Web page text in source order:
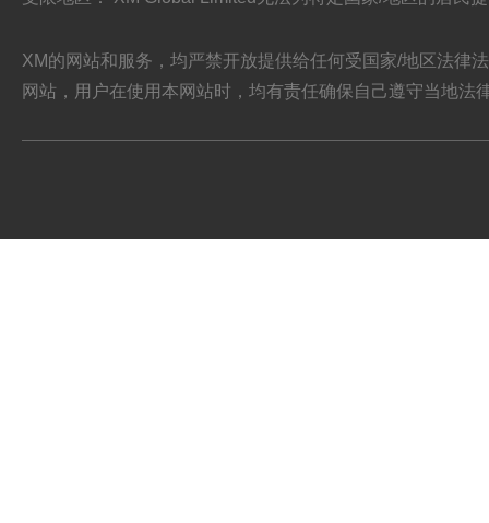
XM的网站和服务，均严禁开放提供给任何受国家/地区法律
网站，用户在使用本网站时，均有责任确保自己遵守当地